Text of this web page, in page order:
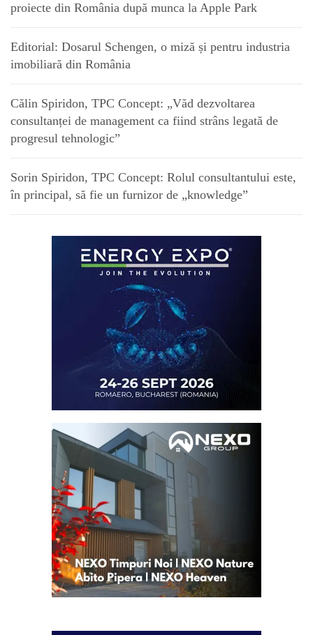
proiecte din România după munca la Apple Park
Editorial: Dosarul Schengen, o miză și pentru industria
imobiliară din România
Călin Spiridon, TPC Concept: „Văd dezvoltarea
consultanței de management ca fiind strâns legată de
progresul tehnologic”
Sorin Spiridon, TPC Concept: Rolul consultantului este,
în principal, să fie un furnizor de „knowledge”